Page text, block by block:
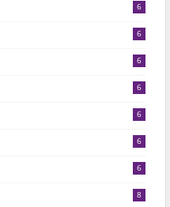
6
6
6
6
6
6
6
8